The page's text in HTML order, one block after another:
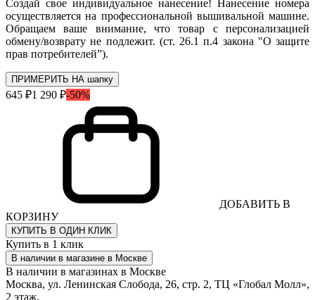
Создай свое индивидуальное нанесение! Нанесение номера
осуществляется на профессиональной вышивальной машине.
Обращаем ваше внимание, что товар с персонализацией
обмену/возврату не подлежит. (ст. 26.1 п.4 закона "О защите
прав потребителей”).
ПРИМЕРИТЬ НА шапку
645 ₽1 290 ₽-50%
ДОБАВИТЬ В
КОРЗИНУ
КУПИТЬ В ОДИН КЛИК
Купить в 1 клик
В наличии в магазине в Москве
В наличии в магазинах в Москве
Москва, ул. Ленинская Слобода, 26, стр. 2, ТЦ «Глобал Молл»,
2 этаж.